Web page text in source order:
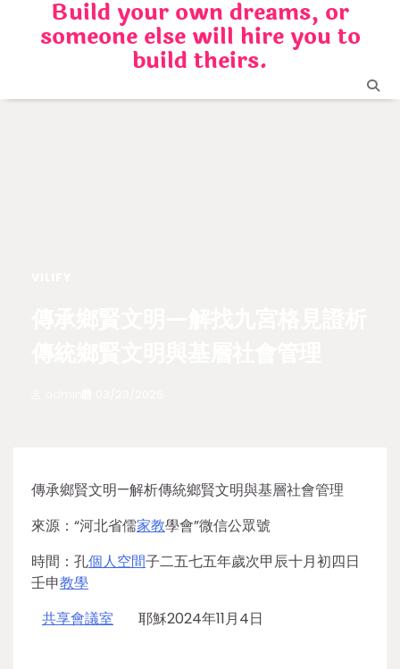
Build your own dreams, or
someone else will hire you to
build theirs.
傳承鄉賢文明—解析傳統鄉賢文明與基層社會管理
來源：“河北省儒家教學會”微信公眾號
時間：孔個人空間子二五七五年歲次甲辰十月初四日
壬申教學
共享會議室 耶穌2024年11月4日